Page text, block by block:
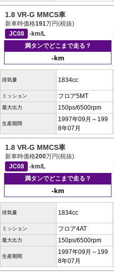
1.8 VR-G MMCS車
新車時価格191万円(税抜)
JC08
-km/L
満タンでどこまで走る？
-km
排気量 1834cc
ミッション フロア5MT
最大出力 150ps/6500rpm
生産期間
1997年09月～199
8年07月
1.8 VR-G MMCS車
新車時価格200万円(税抜)
JC08
-km/L
満タンでどこまで走る？
-km
排気量 1834cc
ミッション フロア4AT
最大出力 150ps/6500rpm
生産期間
1997年09月～199
8年07月